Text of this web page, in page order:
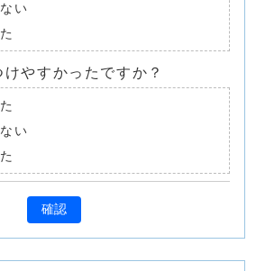
い
やすかったですか？
い
確認